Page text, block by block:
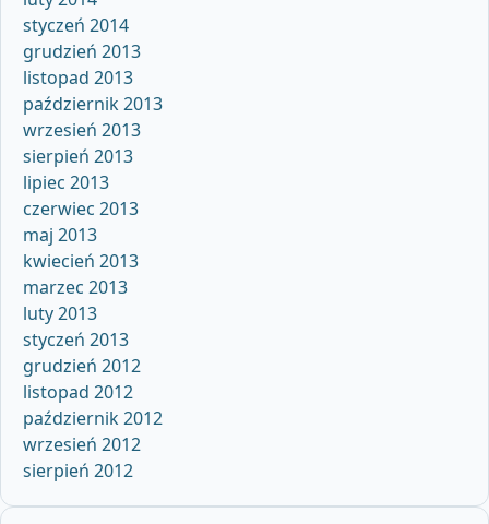
styczeń 2014
grudzień 2013
listopad 2013
październik 2013
wrzesień 2013
sierpień 2013
lipiec 2013
czerwiec 2013
maj 2013
kwiecień 2013
marzec 2013
luty 2013
styczeń 2013
grudzień 2012
listopad 2012
październik 2012
wrzesień 2012
sierpień 2012